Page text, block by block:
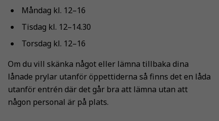
Måndag kl. 12–16
Tisdag kl. 12–14.30
Torsdag kl. 12–16
Om du vill skänka något eller lämna tillbaka dina
lånade prylar utanför öppettiderna så finns det en låda
utanför entrén där det går bra att lämna utan att
någon personal är på plats.